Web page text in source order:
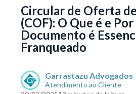
Circular de Oferta
(COF): O Que é e
Documento é
Franqueado
Garrastazu Advogados
Atendimento ao Cliente